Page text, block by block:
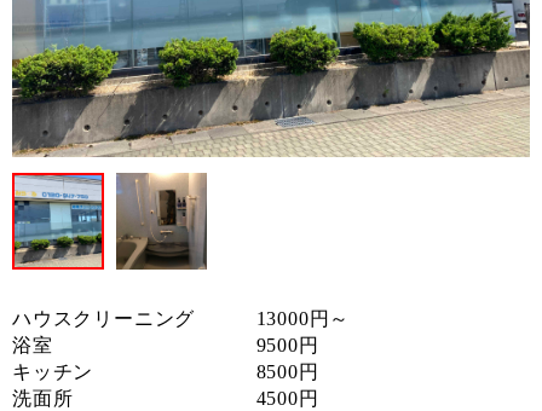
ハウスクリーニング 13000円～
浴室 9500円
キッチン 8500円
洗面所 4500円